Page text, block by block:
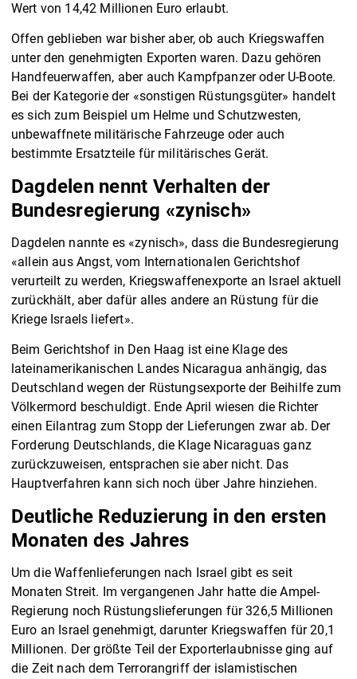
Wert von 14,42 Millionen Euro erlaubt.
Offen geblieben war bisher aber, ob auch Kriegswaffen
unter den genehmigten Exporten waren. Dazu gehören
Handfeuerwaffen, aber auch Kampfpanzer oder U-Boote.
Bei der Kategorie der «sonstigen Rüstungsgüter» handelt
es sich zum Beispiel um Helme und Schutzwesten,
unbewaffnete militärische Fahrzeuge oder auch
bestimmte Ersatzteile für militärisches Gerät.
Dagdelen nennt Verhalten der
Bundesregierung «zynisch»
Dagdelen nannte es «zynisch», dass die Bundesregierung
«allein aus Angst, vom Internationalen Gerichtshof
verurteilt zu werden, Kriegswaffenexporte an Israel aktuell
zurückhält, aber dafür alles andere an Rüstung für die
Kriege Israels liefert».
Beim Gerichtshof in Den Haag ist eine Klage des
lateinamerikanischen Landes Nicaragua anhängig, das
Deutschland wegen der Rüstungsexporte der Beihilfe zum
Völkermord beschuldigt. Ende April wiesen die Richter
einen Eilantrag zum Stopp der Lieferungen zwar ab. Der
Forderung Deutschlands, die Klage Nicaraguas ganz
zurückzuweisen, entsprachen sie aber nicht. Das
Hauptverfahren kann sich noch über Jahre hinziehen.
Deutliche Reduzierung in den ersten
Monaten des Jahres
Um die Waffenlieferungen nach Israel gibt es seit
Monaten Streit. Im vergangenen Jahr hatte die Ampel-
Regierung noch Rüstungslieferungen für 326,5 Millionen
Euro an Israel genehmigt, darunter Kriegswaffen für 20,1
Millionen. Der größte Teil der Exporterlaubnisse ging auf
die Zeit nach dem Terrorangriff der islamistischen